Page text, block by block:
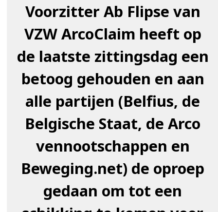
Voorzitter Ab Flipse van
VZW ArcoClaim heeft op
de laatste zittingsdag een
betoog gehouden en aan
alle partijen (Belfius, de
Belgische Staat, de Arco
vennootschappen en
Beweging.net) de oproep
gedaan om tot een